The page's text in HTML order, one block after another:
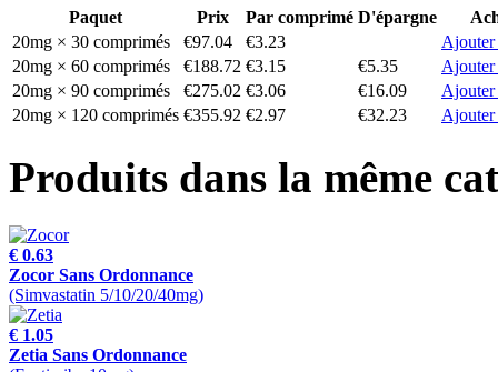
Paquet Prix Par comprimé D'épargne
20mg × 30 comprimés
€97.04 €3.23
Ajouter
20mg × 60 comprimés
€188.72 €3.15 €5.35
Ajouter
20mg × 90 comprimés
€275.02 €3.06 €16.09
Ajouter
20mg × 120 comprimés €355.92 €2.97 €32.23 Ajouter
Produits dans la même
€ 0.63
Zocor Sans Ordonnance
(Simvastatin 5/10/20/40mg)
€ 1.05
Zetia Sans Ordonnance